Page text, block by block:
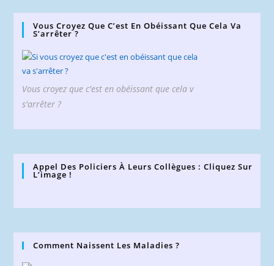
Vous Croyez Que C’est En Obéissant Que Cela Va
S’arrêter ?
Vous croyez que c'est en obéissant que cela v
s'arrêter ?
Appel Des Policiers À Leurs Collègues : Cliquez Sur
L’image !
Comment Naissent Les Maladies ?